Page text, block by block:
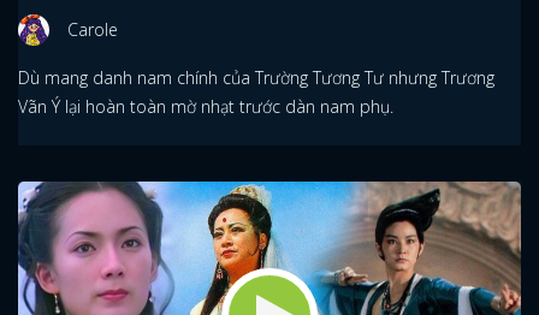
Carole
Dù mang danh nam chính của Trường Tương Tư nhưng Trương
Vãn Ý lại hoàn toàn mờ nhạt trước dàn nam phụ.